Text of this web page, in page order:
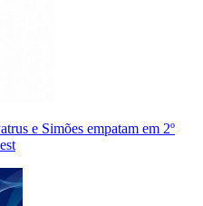
e Simões empatam em 2º